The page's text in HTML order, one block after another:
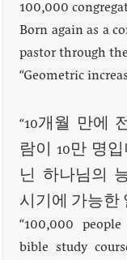
100,000
Born again as a
pastor through
“Geometric
“10개월 만에
람이 10만 명
닌 하나님의
시기에 가능한
“100,000
bible study